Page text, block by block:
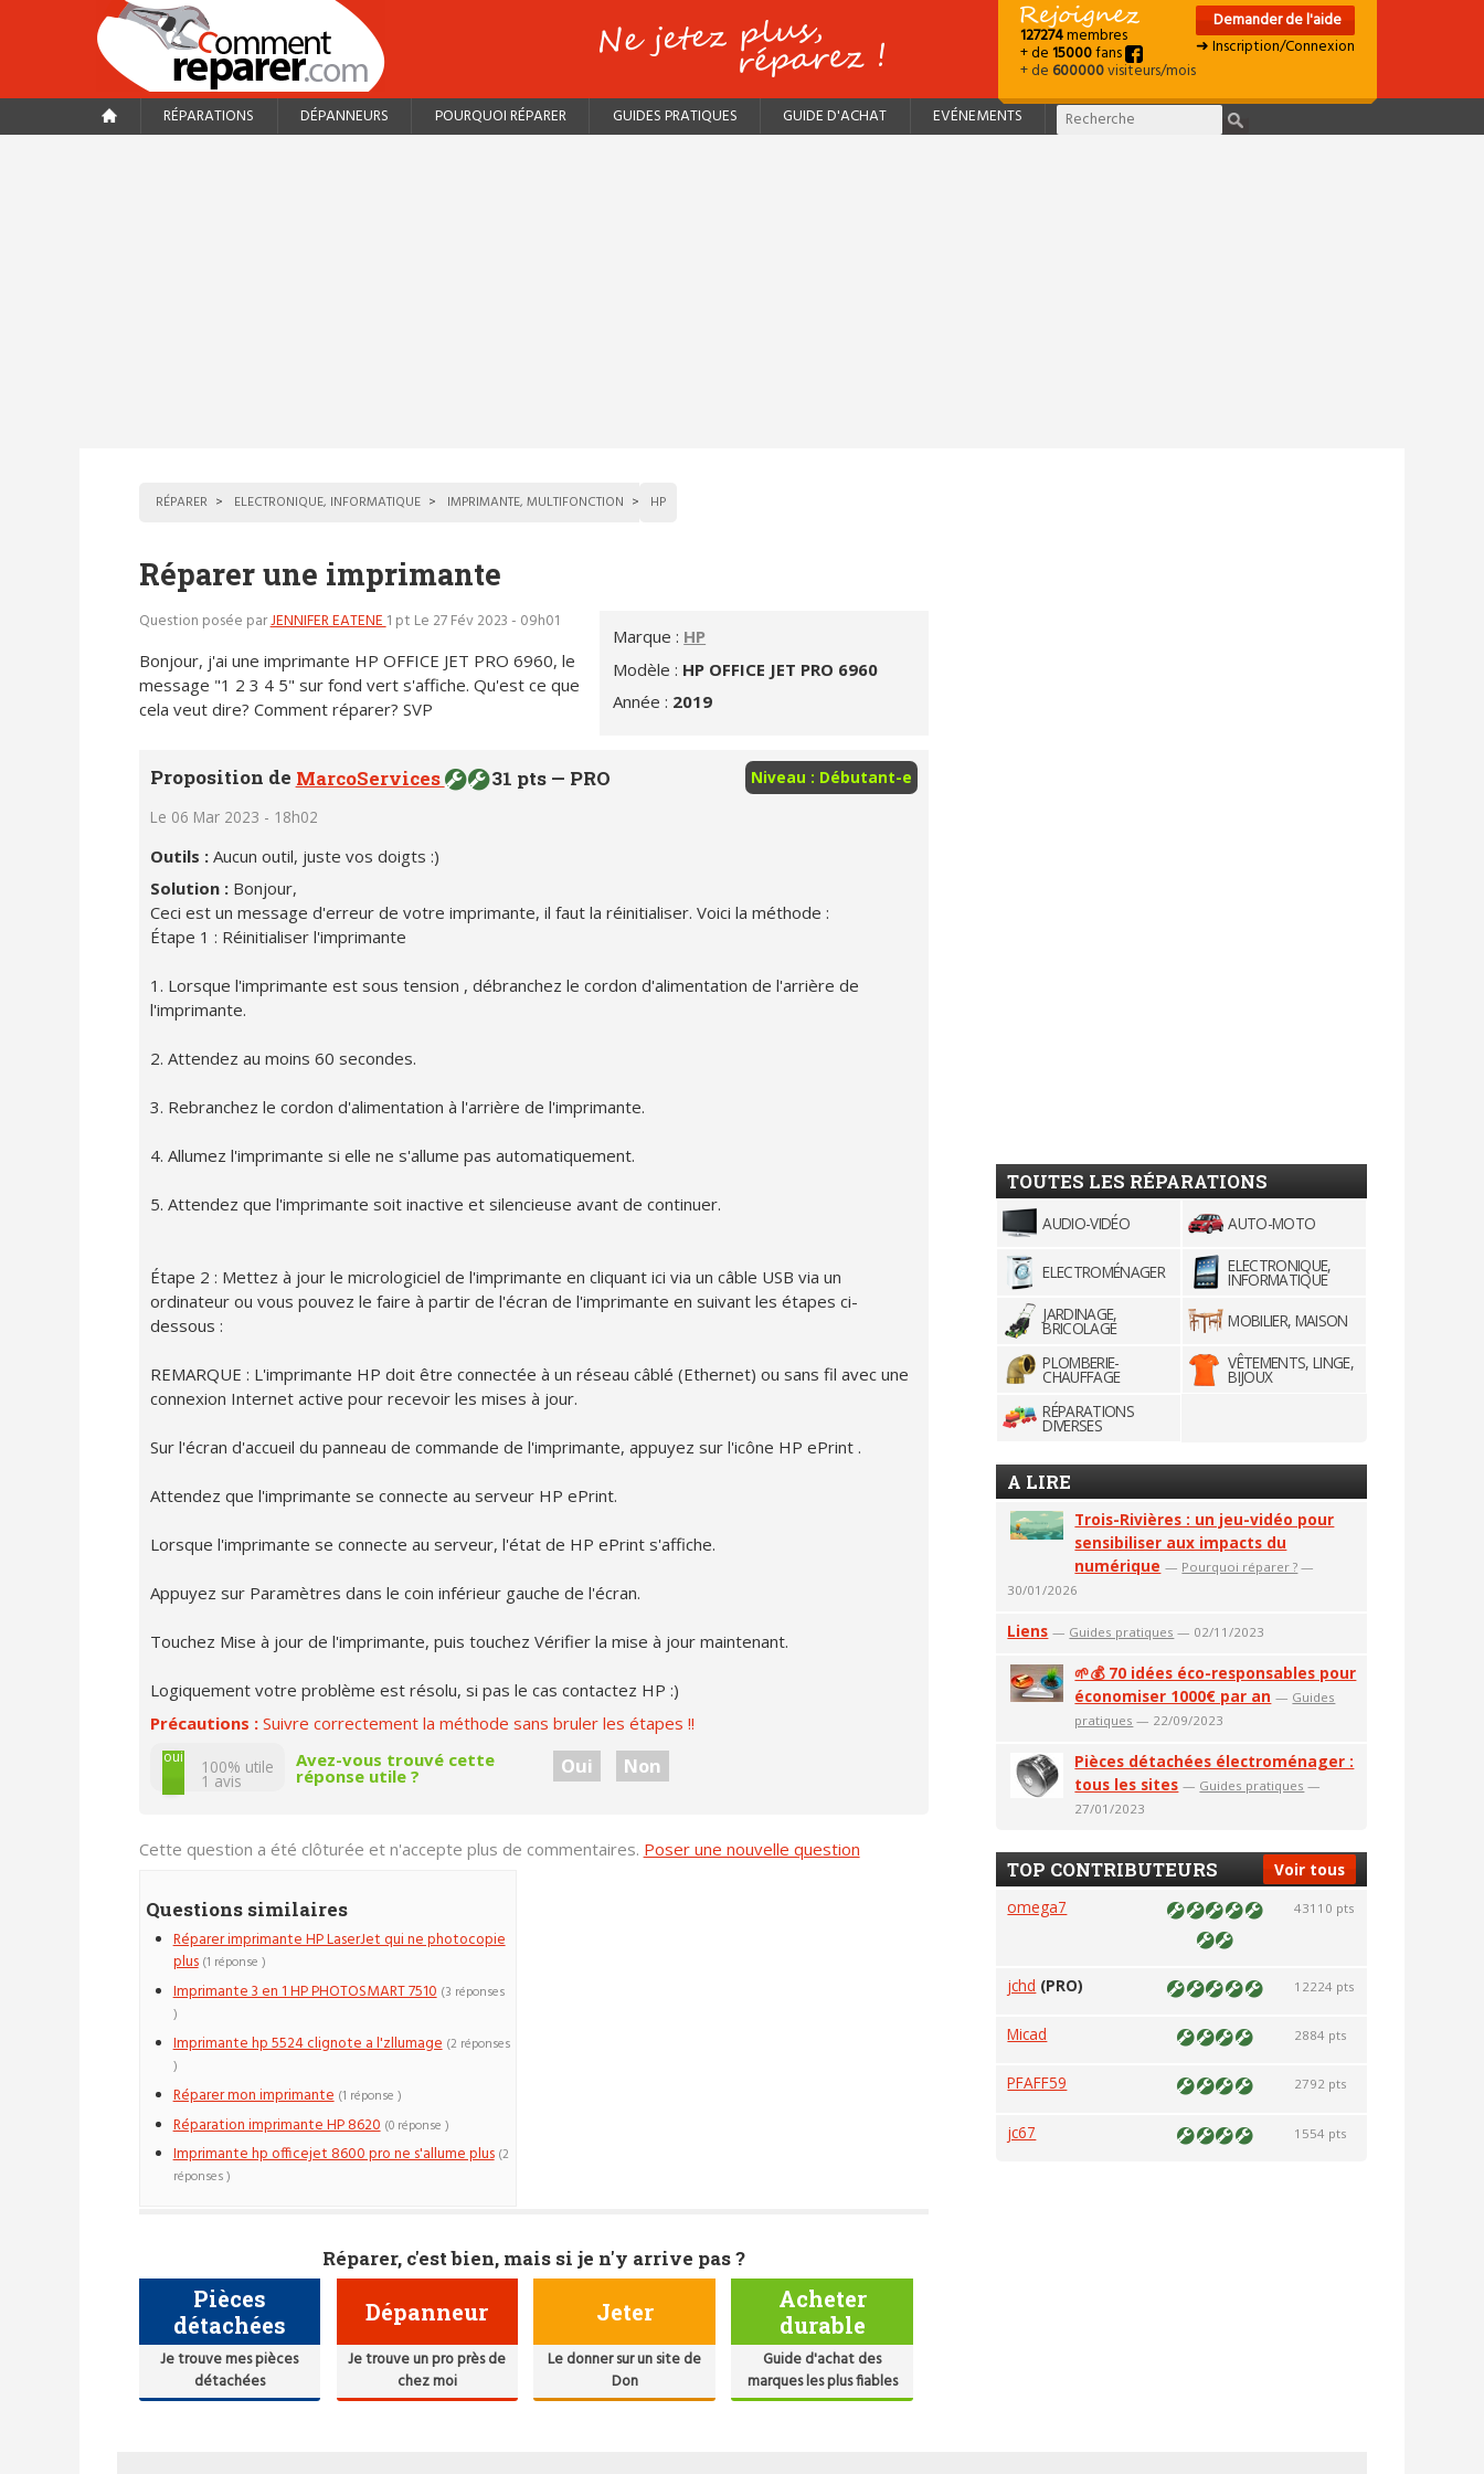
127274membres
+ de15000fans
+ de600000visiteurs/mois
Demander de l'aide
➜ Inscription/Connexion
RÉPARATIONS DÉPANNEURS POURQUOI RÉPARER GUIDES PRATIQUES GUIDE D'ACHAT EVÉNEMENTS
RÉPARER ELECTRONIQUE, INFORMATIQUE IMPRIMANTE, MULTIFONCTION HP
Réparer une imprimante
Marque : HP
Modèle : HP OFFICE JET PRO 6960
Année : 2019
Question posée parJENNIFER EATENE1 pt Le 27 Fév 2023 - 09h01
Bonjour, j'ai une imprimante HP OFFICE JET PRO 6960, le
message "1 2 3 4 5" sur fond vert s'affiche. Qu'est ce que
cela veut dire? Comment réparer? SVP
Niveau : Débutant-e
Proposition de MarcoServices 31 pts — PRO
Le 06 Mar 2023 - 18h02
Outils : Aucun outil, juste vos doigts :)
Solution : Bonjour,
Ceci est un message d'erreur de votre imprimante, il faut la réinitialiser. Voici la méthode :
Étape 1 : Réinitialiser l'imprimante
1. Lorsque l'imprimante est sous tension , débranchez le cordon d'alimentation de l'arrière de
l'imprimante.
2. Attendez au moins 60 secondes.
3. Rebranchez le cordon d'alimentation à l'arrière de l'imprimante.
4. Allumez l'imprimante si elle ne s'allume pas automatiquement.
5. Attendez que l'imprimante soit inactive et silencieuse avant de continuer.
Étape 2 : Mettez à jour le micrologiciel de l'imprimante en cliquant ici via un câble USB via un
ordinateur ou vous pouvez le faire à partir de l'écran de l'imprimante en suivant les étapes ci-
dessous :
REMARQUE : L'imprimante HP doit être connectée à un réseau câblé (Ethernet) ou sans fil avec une
connexion Internet active pour recevoir les mises à jour.
Sur l'écran d'accueil du panneau de commande de l'imprimante, appuyez sur l'icône HP ePrint .
Attendez que l'imprimante se connecte au serveur HP ePrint.
Lorsque l'imprimante se connecte au serveur, l'état de HP ePrint s'affiche.
Appuyez sur Paramètres dans le coin inférieur gauche de l'écran.
Touchez Mise à jour de l'imprimante, puis touchez Vérifier la mise à jour maintenant.
Logiquement votre problème est résolu, si pas le cas contactez HP :)
Précautions : Suivre correctement la méthode sans bruler les étapes !!
non
oui 100% utile
1 avis
Avez-vous trouvé cette
réponse utile ? Oui Non
Cette question a été clôturée et n'accepte plus de commentaires. Poser une nouvelle question
Questions similaires
Réparer imprimante HP LaserJet qui ne photocopie
plus (1 réponse )
Imprimante 3 en 1 HP PHOTOSMART 7510 (3 réponses
)
Imprimante hp 5524 clignote a l'zllumage (2 réponses
)
Réparer mon imprimante (1 réponse )
Réparation imprimante HP 8620 (0 réponse )
Imprimante hp officejet 8600 pro ne s'allume plus (2
réponses )
Réparer, c'est bien, mais si je n'y arrive pas ?
Pièces
détachées
Je trouve mes pièces
détachées
Dépanneur
Je trouve un pro près de
chez moi
Jeter
Le donner sur un site de
Don
Acheter
durable
Guide d'achat des
marques les plus fiables
TOUTES LES RÉPARATIONS
AUDIO-VIDÉO AUTO-MOTO
ELECTROMÉNAGER ELECTRONIQUE,
INFORMATIQUE
JARDINAGE,
BRICOLAGE
MOBILIER, MAISON
PLOMBERIE-
CHAUFFAGE
VÊTEMENTS, LINGE,
BIJOUX
RÉPARATIONS
DIVERSES
A LIRE
Trois-Rivières : un jeu-vidéo pour
sensibiliser aux impacts du
numérique — Pourquoi réparer ? —
30/01/2026
Liens — Guides pratiques — 02/11/2023
🌱💰 70 idées éco-responsables pour
économiser 1000€ par an — Guides
pratiques — 22/09/2023
Pièces détachées électroménager :
tous les sites — Guides pratiques —
27/01/2023
Voir tous
TOP CONTRIBUTEURS
omega7 43110 pts
jchd (PRO) 12224 pts
Micad 2884 pts
PFAFF59 2792 pts
jc67 1554 pts